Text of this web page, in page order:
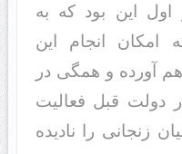
اول این بود که به
۱۲ نفری که امکان انجام این
آورده و همگی در
دولت قبل فعالیت
زنجانی را نادیده